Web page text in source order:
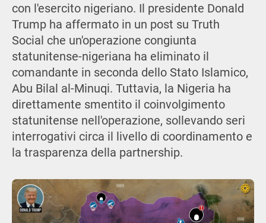
con l'esercito nigeriano. Il presidente Donald
Trump ha affermato in un post su Truth
Social che un'operazione congiunta
statunitense-nigeriana ha eliminato il
comandante in seconda dello Stato Islamico,
Abu Bilal al-Minuqi. Tuttavia, la Nigeria ha
direttamente smentito il coinvolgimento
statunitense nell'operazione, sollevando seri
interrogativi circa il livello di coordinamento e
la trasparenza della partnership.